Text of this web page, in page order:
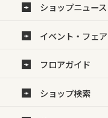
ショップニュース
イベント・フェア
フロアガイド
ショップ検索